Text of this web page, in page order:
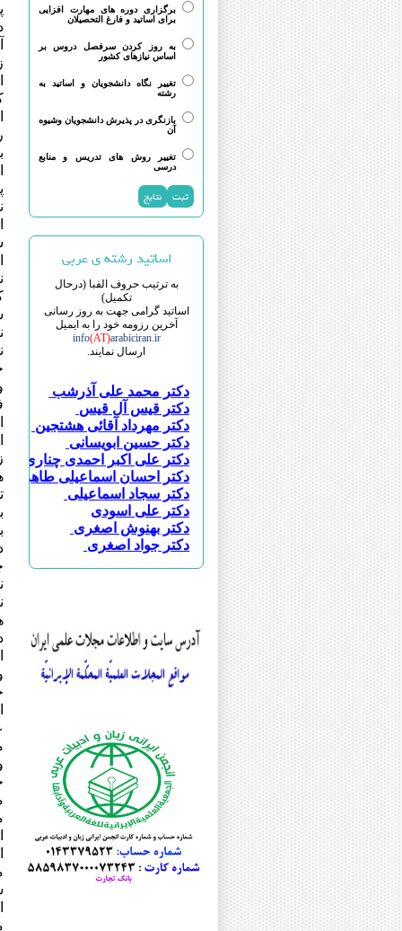
برگزاری دوره های مهارت افزایی
برای اساتید و فارغ التحصیلان
به روز کردن سرفصل دروس بر
اساس نیازهای کشور
تغییر نگاه دانشجویان و اساتید به
رشته
بازنگری در پذیرش دانشجویان وشیوه
آن
تغییر روش های تدریس و منابع
درسی
اساتید رشته ی عربی
به ترتیب حروف الفبا (درحال
تکمیل)
اساتید گرامی جهت به روز رسانی
آخرین رزومه خود را به ایمیل
info(AT)arabiciran.ir
ارسال نمایند.
دکتر محمد علی آذرشب
دکتر قیس آل قیس
دکتر مهرداد آقائی هشتجین
دکتر حسین ابویسانی
دکتر علی اکبر احمدی چناری
دکتر احسان اسماعیلی طاهری
دکتر سجاد اسماعیلی
دکتر علی اسودی
دکتر بهنوش اصغری
دکتر جواد اصغری
دکتر محمد جعفر اصغری
دکتر علی افضلی
مرحوم دکتر سید امیر محمود
دکتر امید ایزانلو
دکتر جمشید باقرزاده
دکتر رسول بلاوی
دکتر خلیل پروینی
دکتر محمدحسن تقیه
دکتر مریم جلائی
دکتر علی اصغر حبیبی
مرحوم دکتر فیروز حریرچی
دکتر عبدالله حسینی
دکتر علی رضا حسینی
دکتر محمود حیدری
دکتر أحمدرضا حیدریان شهری
دکتر محمد خاقانی